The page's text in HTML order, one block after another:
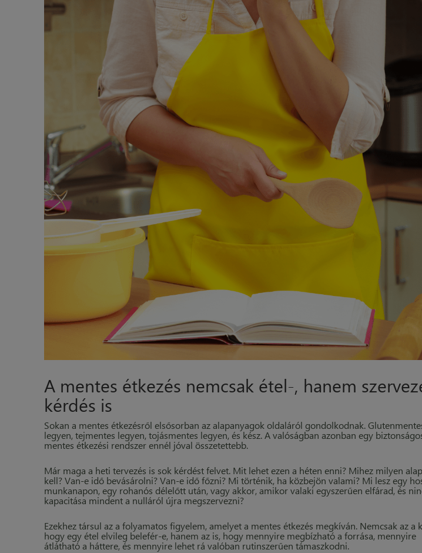
A mentes étkezés nemcsak étel-, hanem
kérdés is
Sokan a mentes étkezésről elsősorban az alapanyagok oldaláról gondolkodnak.
legyen, tejmentes legyen, tojásmentes legyen, és kész. A valóságban azonban egy
mentes étkezési rendszer ennél jóval összetettebb.
Már maga a heti tervezés is sok kérdést felvet. Mit lehet ezen a héten enni? Mihez milyen
kell? Van-e idő bevásárolni? Van-e idő főzni? Mi történik, ha közbejön valami? Mi lesz egy
munkanapon, egy rohanós délelőtt után, vagy akkor, amikor valaki egyszerűen elfárad, és
kapacitása mindent a nulláról újra megszervezni?
Ezekhez társul az a folyamatos figyelem, amelyet a mentes étkezés megkíván. Nemcsak az a
hogy egy étel elvileg belefér-e, hanem az is, hogy mennyire megbízható a forrása, mennyire
átlátható a háttere, és mennyire lehet rá valóban rutinszerűen támaszkodni.